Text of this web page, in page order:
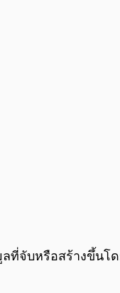
ที่จับหรือสร้างขึ้น